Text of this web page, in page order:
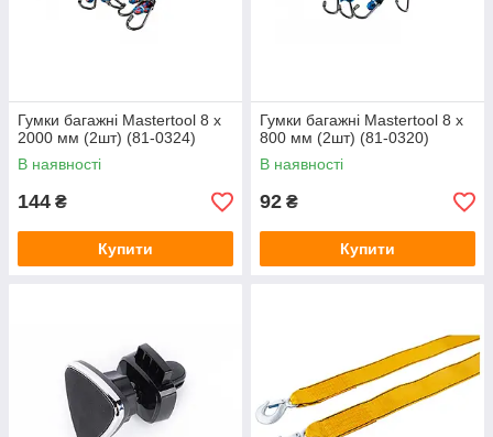
Гумки багажні Mastertool 8 x
2000 мм (2шт) (81-0324)
В наявності
144 ₴
Купити
Гумки багажні Mastertool 8 x
800 мм (2шт) (81-0320)
В наявності
92 ₴
Купити